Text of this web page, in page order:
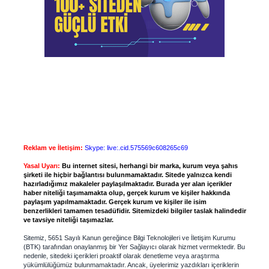
Reklam ve İletişim: Skype: live:.cid.575569c608265c69
Yasal Uyarı: Bu internet sitesi, herhangi bir marka, kurum veya şahıs
şirketi ile hiçbir bağlantısı bulunmamaktadır. Sitede yalnızca kendi
hazırladığımız makaleler paylaşılmaktadır. Burada yer alan içerikler
haber niteliği taşımamakta olup, gerçek kurum ve kişiler hakkında
paylaşım yapılmamaktadır. Gerçek kurum ve kişiler ile isim
benzerlikleri tamamen tesadüfidir. Sitemizdeki bilgiler taslak halindedir
ve tavsiye niteliği taşımazlar.
Sitemiz, 5651 Sayılı Kanun gereğince Bilgi Teknolojileri ve İletişim Kurumu
(BTK) tarafından onaylanmış bir Yer Sağlayıcı olarak hizmet vermektedir. Bu
nedenle, sitedeki içerikleri proaktif olarak denetleme veya araştırma
yükümlülüğümüz bulunmamaktadır. Ancak, üyelerimiz yazdıkları içeriklerin